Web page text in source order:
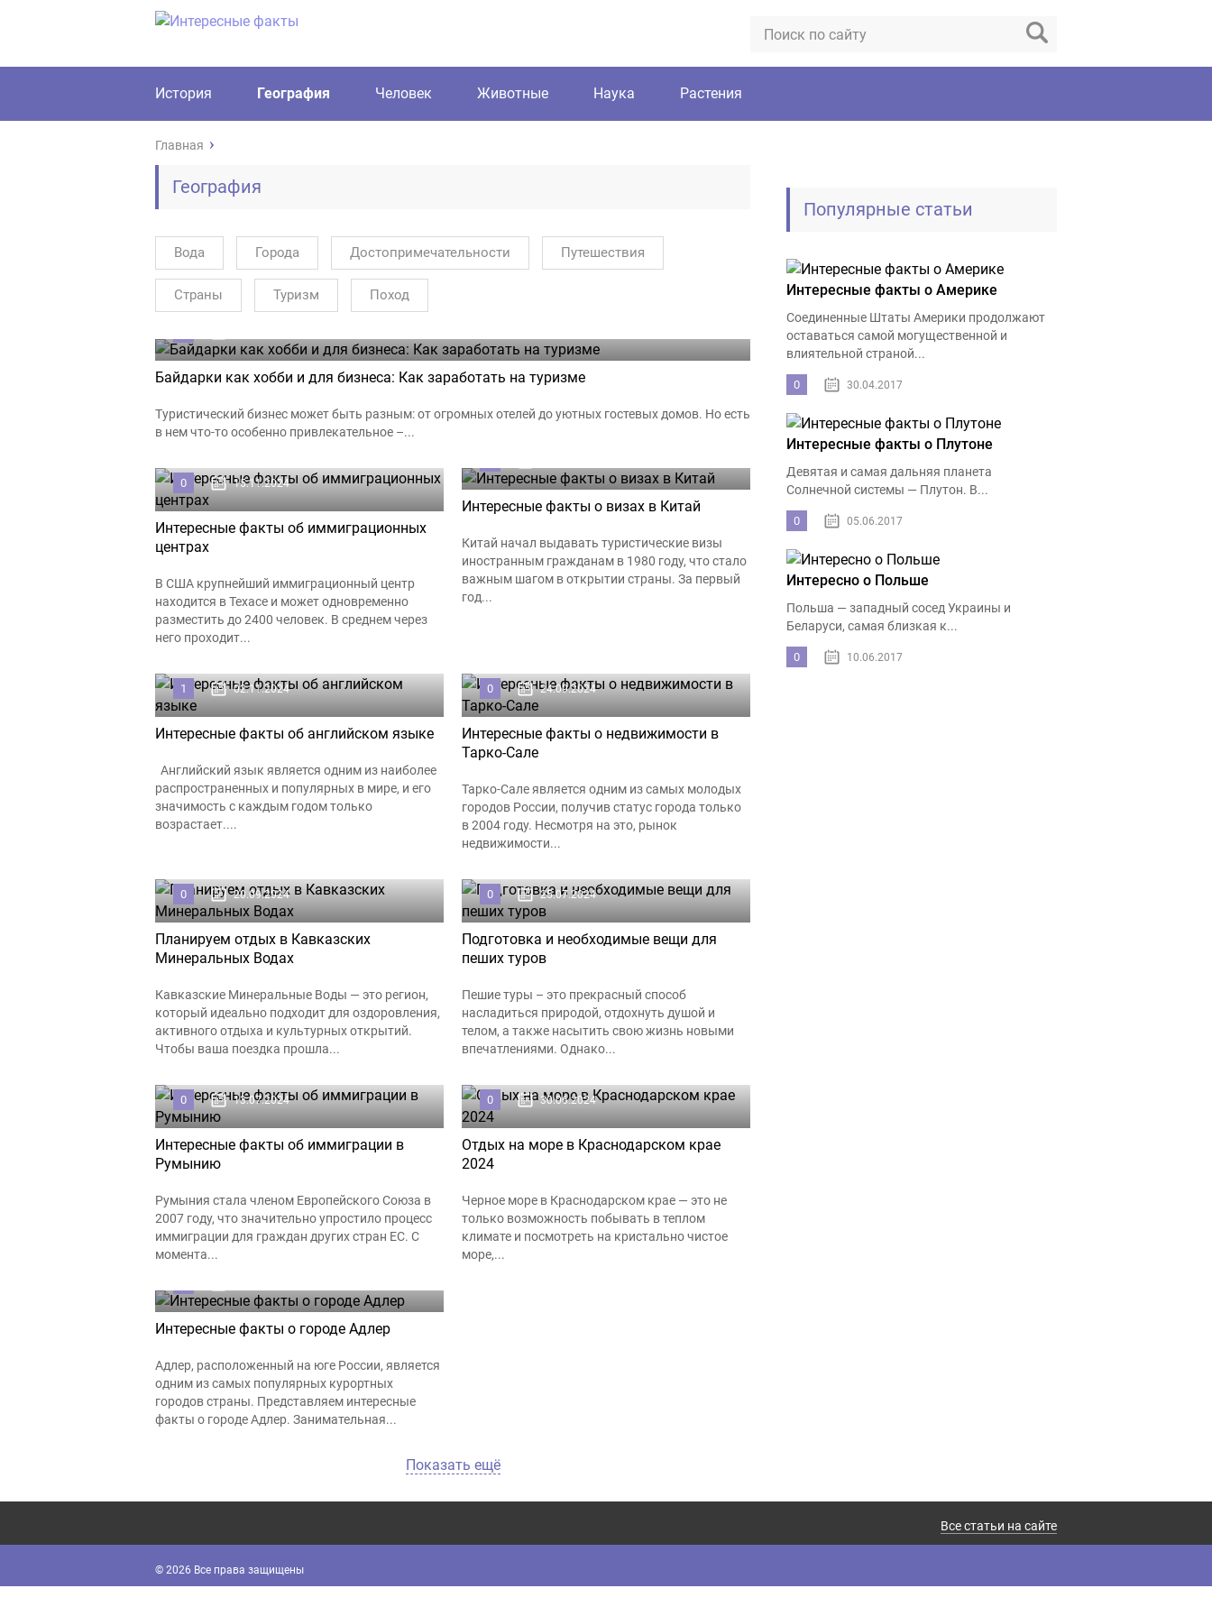
История География Человек Животные Наука Растения
Главная
География
Вода Города Достопримечательности Путешествия
Страны Туризм Поход
Байдарки как хобби и для бизнеса: Как заработать на туризме
Туристический бизнес может быть разным: от огромных отелей до уютных гостевых домов. Но есть
в нем что-то особенно привлекательное –...
0 15.11.2024
Интересные факты об иммиграционных
центрах
В США крупнейший иммиграционный центр
находится в Техасе и может одновременно
разместить до 2400 человек. В среднем через
него проходит...
Интересные факты о визах в Китай
Китай начал выдавать туристические визы
иностранным гражданам в 1980 году, что стало
важным шагом в открытии страны. За первый
год...
1 02.11.2024
Интересные факты об английском языке
Английский язык является одним из наиболее
распространенных и популярных в мире, и его
значимость с каждым годом только
возрастает....
0 24.09.2024
Интересные факты о недвижимости в
Тарко-Сале
Тарко-Сале является одним из самых молодых
городов России, получив статус города только
в 2004 году. Несмотря на это, рынок
недвижимости...
0 20.09.2024
Планируем отдых в Кавказских
Минеральных Водах
Кавказские Минеральные Воды — это регион,
который идеально подходит для оздоровления,
активного отдыха и культурных открытий.
Чтобы ваша поездка прошла...
0 25.07.2024
Подготовка и необходимые вещи для
пеших туров
Пешие туры – это прекрасный способ
насладиться природой, отдохнуть душой и
телом, а также насытить свою жизнь новыми
впечатлениями. Однако...
0 13.07.2024
Интересные факты об иммиграции в
Румынию
Румыния стала членом Европейского Союза в
2007 году, что значительно упростило процесс
иммиграции для граждан других стран ЕС. С
момента...
0 30.06.2024
Отдых на море в Краснодарском крае
2024
Черное море в Краснодарском крае — это не
только возможность побывать в теплом
климате и посмотреть на кристально чистое
море,...
Интересные факты о городе Адлер
Адлер, расположенный на юге России, является
одним из самых популярных курортных
городов страны. Представляем интересные
факты о городе Адлер. Занимательная...
Показать ещё
Популярные статьи
Интересные факты о Америке
Соединенные Штаты Америки продолжают
оставаться самой могущественной и
влиятельной страной...
0 30.04.2017
Интересные факты о Плутоне
Девятая и самая дальняя планета
Солнечной системы — Плутон. В...
0 05.06.2017
Интересно о Польше
Польша — западный сосед Украины и
Беларуси, самая близкая к...
0 10.06.2017
Все статьи на сайте
© 2026 Все права защищены